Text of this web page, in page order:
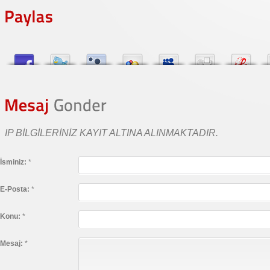
IP BILGILERINIZ KAYIT ALTINA ALINMAKTADIR.
İsminiz: *
E-Posta: *
Konu: *
Mesaj: *